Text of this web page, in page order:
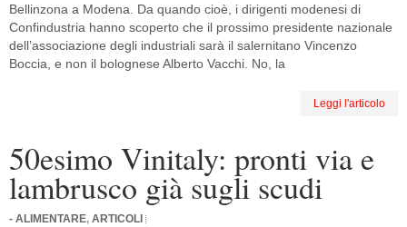
Bellinzona a Modena. Da quando cioè, i dirigenti modenesi di
Confindustria hanno scoperto che il prossimo presidente nazionale
dell’associazione degli industriali sarà il salernitano Vincenzo
Boccia, e non il bolognese Alberto Vacchi. No, la
Leggi l'articolo
50esimo Vinitaly: pronti via e
lambrusco già sugli scudi
- ALIMENTARE, ARTICOLI